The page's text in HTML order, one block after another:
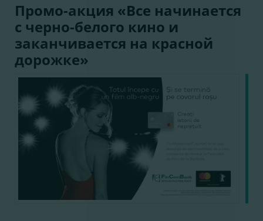
Промо-акция «Все начинается
с черно-белого кино и
заканчивается на красной
дорожке»